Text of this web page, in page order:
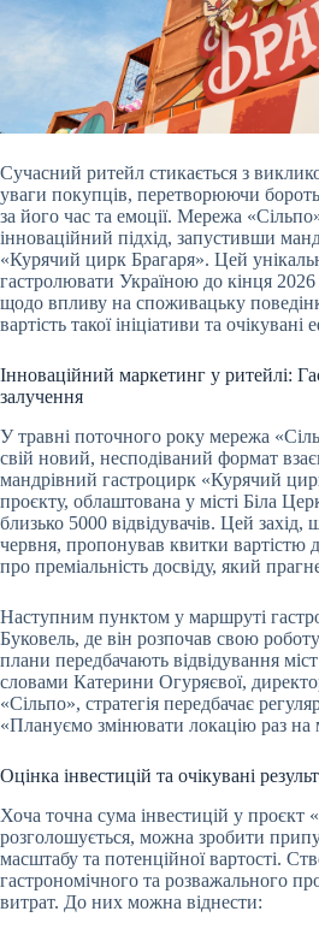
Сучасний ритейл стикається з
уваги покупців, перетворюючи
за його час та емоції. Мережа
інноваційний підхід, запустивши
«Курячий цирк Брагаря». Цей
гастролювати Україною до кінця 2026
щодо впливу на споживацьку
вартість такої ініціативи та очікувані
Інноваційний маркетинг у ритейлі:
залучення
У травні поточного року мережа
свій новий, несподіваний формат
мандрівний гастроцирк «Курячий
проєкту, облаштована у місті Біла
близько 5000 відвідувачів. Цей
червня, пропонував квитки вартістю
про преміальність досвіду, який
Наступним пунктом у маршруті
Буковель, де він розпочав свою
плани передбачають відвідування
словами Катерини Огуряєвої,
«Сільпо», стратегія передбачає
«Плануємо змінювати локацію раз на
Оцінка інвестицій та очікувані
Хоча точна сума інвестицій у проєкт
розголошується, можна зробити
масштабу та потенційної вартості.
гастрономічного та розважального
витрат. До них можна віднести: